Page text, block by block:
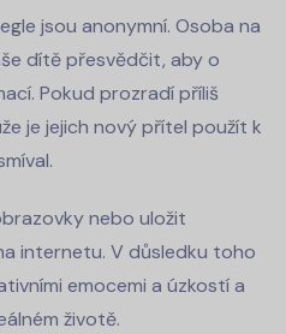
jsou anonymní. Osoba na
dítě přesvědčit, aby o
Pokud prozradí příliš
je jejich nový přítel použít k
nebo uložit
internetu. V důsledku toho
emocemi a úzkostí a
životě.